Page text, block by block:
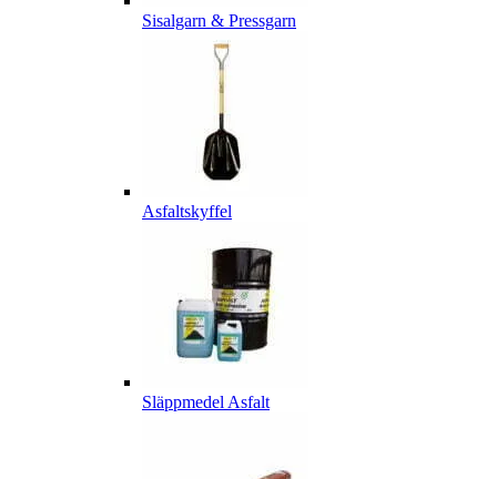
Sisalgarn & Pressgarn
Asfaltskyffel
Släppmedel Asfalt